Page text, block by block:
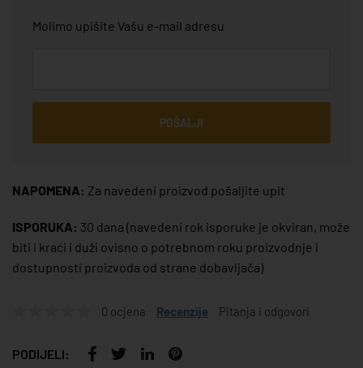
Molimo upišite Vašu e-mail adresu
POŠALJI
NAPOMENA: Za navedeni proizvod pošaljite upit
ISPORUKA: 30 dana (navedeni rok isporuke je okviran, može
biti i kraći i duži ovisno o potrebnom roku proizvodnje i
dostupnosti proizvoda od strane dobavljača)
0 ocjena Recenzije Pitanja i odgovori
PODIJELI: